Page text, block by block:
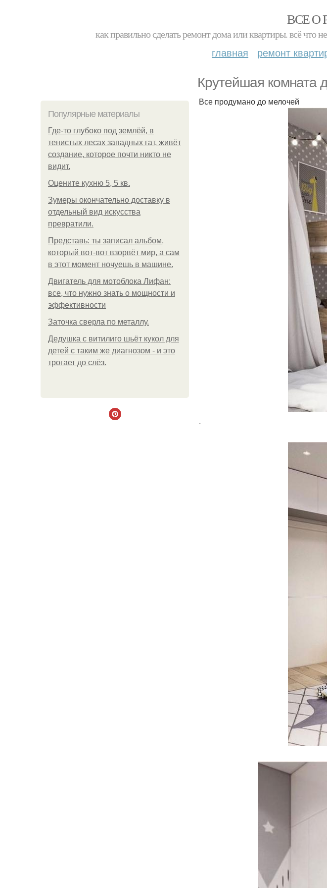
ВСЕ О
как правильно сделать ремонт дома или квартиры. всё что
главная ремонт
Крутейшая комната
Популярные материалы
Где-то глубоко под землёй, в
тенистых лесах западных гат, живёт
создание, которое почти никто не
видит.
Оцените кухню 5, 5 кв.
Зумеры окончательно доставку в
отдельный вид искусства
превратили.
Представь: ты записал альбом,
который вот-вот взорвёт мир, а сам
в этот момент ночуешь в машине.
Двигатель для мотоблока Лифан:
все, что нужно знать о мощности и
эффективности
Заточка сверла по металлу.
Дедушка с витилиго шьёт кукол для
детей с таким же диагнозом - и это
трогает до слёз.
Все продумано до мелочей
.